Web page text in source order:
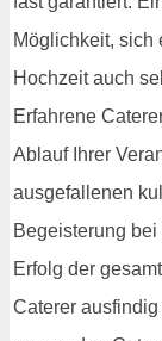
Möglichkeit, sich
Hochzeit auch
Erfahrene
Ablauf Ihrer
ausgefallenen
Begeisterung
Erfolg der
Caterer